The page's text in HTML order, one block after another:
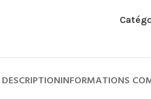
DESCRIPTIONINFORMATIONS